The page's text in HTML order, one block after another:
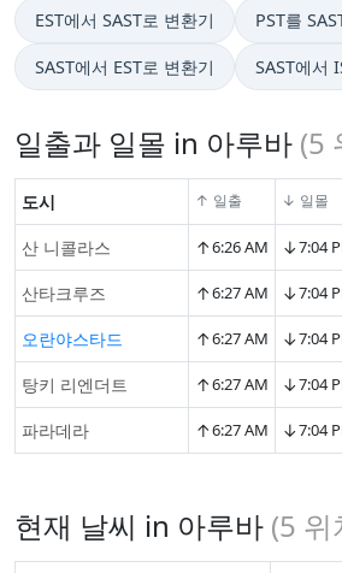
EST에서 SAST로 변환기 PST를
SAST에서 EST로 변환기 SAST에서
일출과 일몰 in 아루바 (5
도시 ↑ 일출 ↓ 일몰
산 니콜라스 ↑6:26 AM ↓7:04
산타크루즈 ↑6:27 AM ↓7:04
오란야스타드 ↑6:27 AM ↓7:04
탕키 리엔더트 ↑6:27 AM ↓7:04
파라데라 ↑6:27 AM ↓7:04
현재 날씨 in 아루바 (5 위